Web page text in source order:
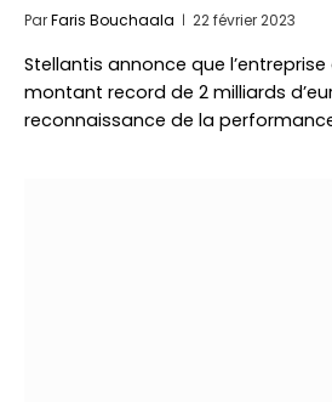
ParFaris Bouchaala 22 février 2023
Stellantis annonce que
montant record de 2 milliards
reconnaissance de la